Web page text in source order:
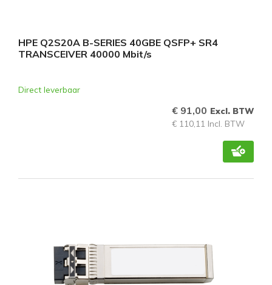
HPE Q2S20A B-SERIES 40GBE QSFP+ SR4
TRANSCEIVER 40000 Mbit/s
Direct leverbaar
€ 91,00 Excl. BTW
€ 110,11 Incl. BTW